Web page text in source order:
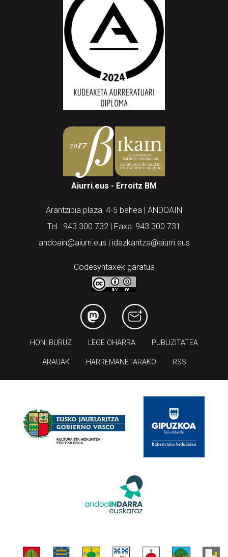
Aiurri.eus - Erroitz BM
Arantzibia plaza, 4-5 behea | ANDOAIN
Tel.: 943 300 732 | Faxa: 943 300 731
andoain@aiurri.eus | idazkaritza@aiurri.eus
Codesyntaxek garatua
HONI BURUZ LEGE OHARRA PUBLIZITATEA
ARAUAK HARREMANETARAKO RSS